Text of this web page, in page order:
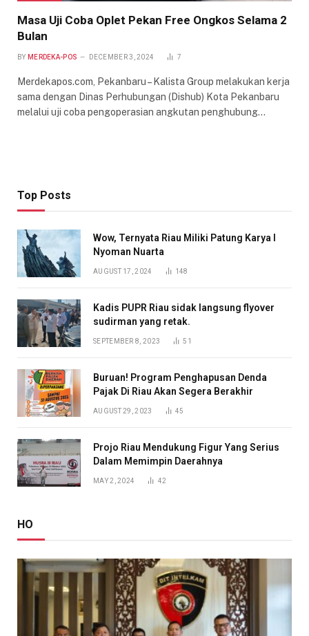
Masa Uji Coba Oplet Pekan Free Ongkos Selama 2
Bulan
BY MERDEKA-POS DECEMBER 3, 2024 7
Merdekapos.com, Pekanbaru – Kalista Group melakukan kerja
sama dengan Dinas Perhubungan (Dishub) Kota Pekanbaru
melalui uji coba pengoperasian angkutan penghubung…
Top Posts
Wow, Ternyata Riau Miliki Patung Karya I
Nyoman Nuarta
AUGUST 17, 2024 148
Kadis PUPR Riau sidak langsung flyover
sudirman yang retak.
SEPTEMBER 8, 2023 51
Buruan! Program Penghapusan Denda
Pajak Di Riau Akan Segera Berakhir
AUGUST 29, 2023 45
Projo Riau Mendukung Figur Yang Serius
Dalam Memimpin Daerahnya
MAY 2, 2024 42
HO